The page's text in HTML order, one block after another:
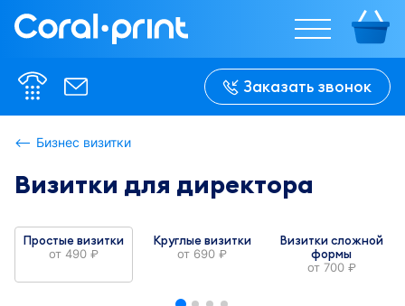
%h%
%h%
%h%
%h%
В сложенном
виде:
%h%
В сложенном
виде:
%h%
Заказать звонок
Бизнес визитки
Визитки для директора
Простые визитки
от 490 руб.
Круглые визитки
от 690 руб.
Визитки сложной
формы
от 700 руб.